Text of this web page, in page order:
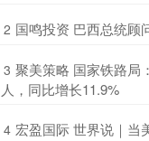
2 国鸣投资 巴西总统顾
3 聚美策略 国家铁路局
人，同比增长11.9%
4 宏盈国际 世界说｜当